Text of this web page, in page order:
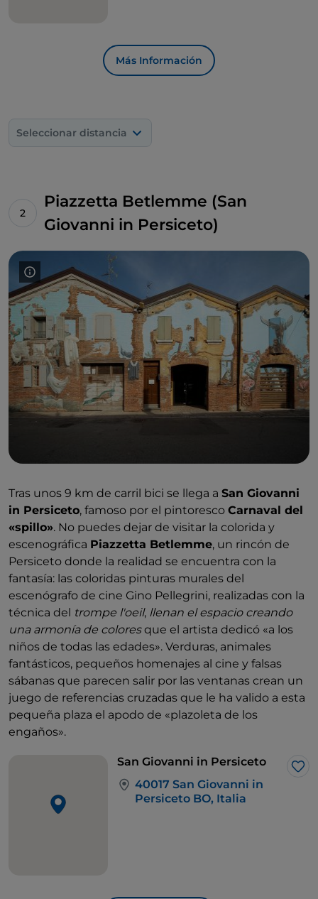
Más Información
Seleccionar distancia
Piazzetta Betlemme (San
Giovanni in Persiceto)
Tras unos 9 km de carril bici se llega a San Giovanni
in Persiceto, famoso por el pintoresco Carnaval del
«spillo». No puedes dejar de visitar la colorida y
escenográfica Piazzetta Betlemme, un rincón de
Persiceto donde la realidad se encuentra con la
fantasía: las coloridas pinturas murales del
escenógrafo de cine Gino Pellegrini, realizadas con la
técnica del trompe l'oeil, llenan el espacio creando
una armonía de coloresque el artista dedicó «a los
niños de todas las edades». Verduras, animales
fantásticos, pequeños homenajes al cine y falsas
sábanas que parecen salir por las ventanas crean un
juego de referencias cruzadas que le ha valido a esta
pequeña plaza el apodo de «plazoleta de los
engaños».
San Giovanni in Persiceto
Me
40017 San Giovanni in
Persiceto BO, Italia